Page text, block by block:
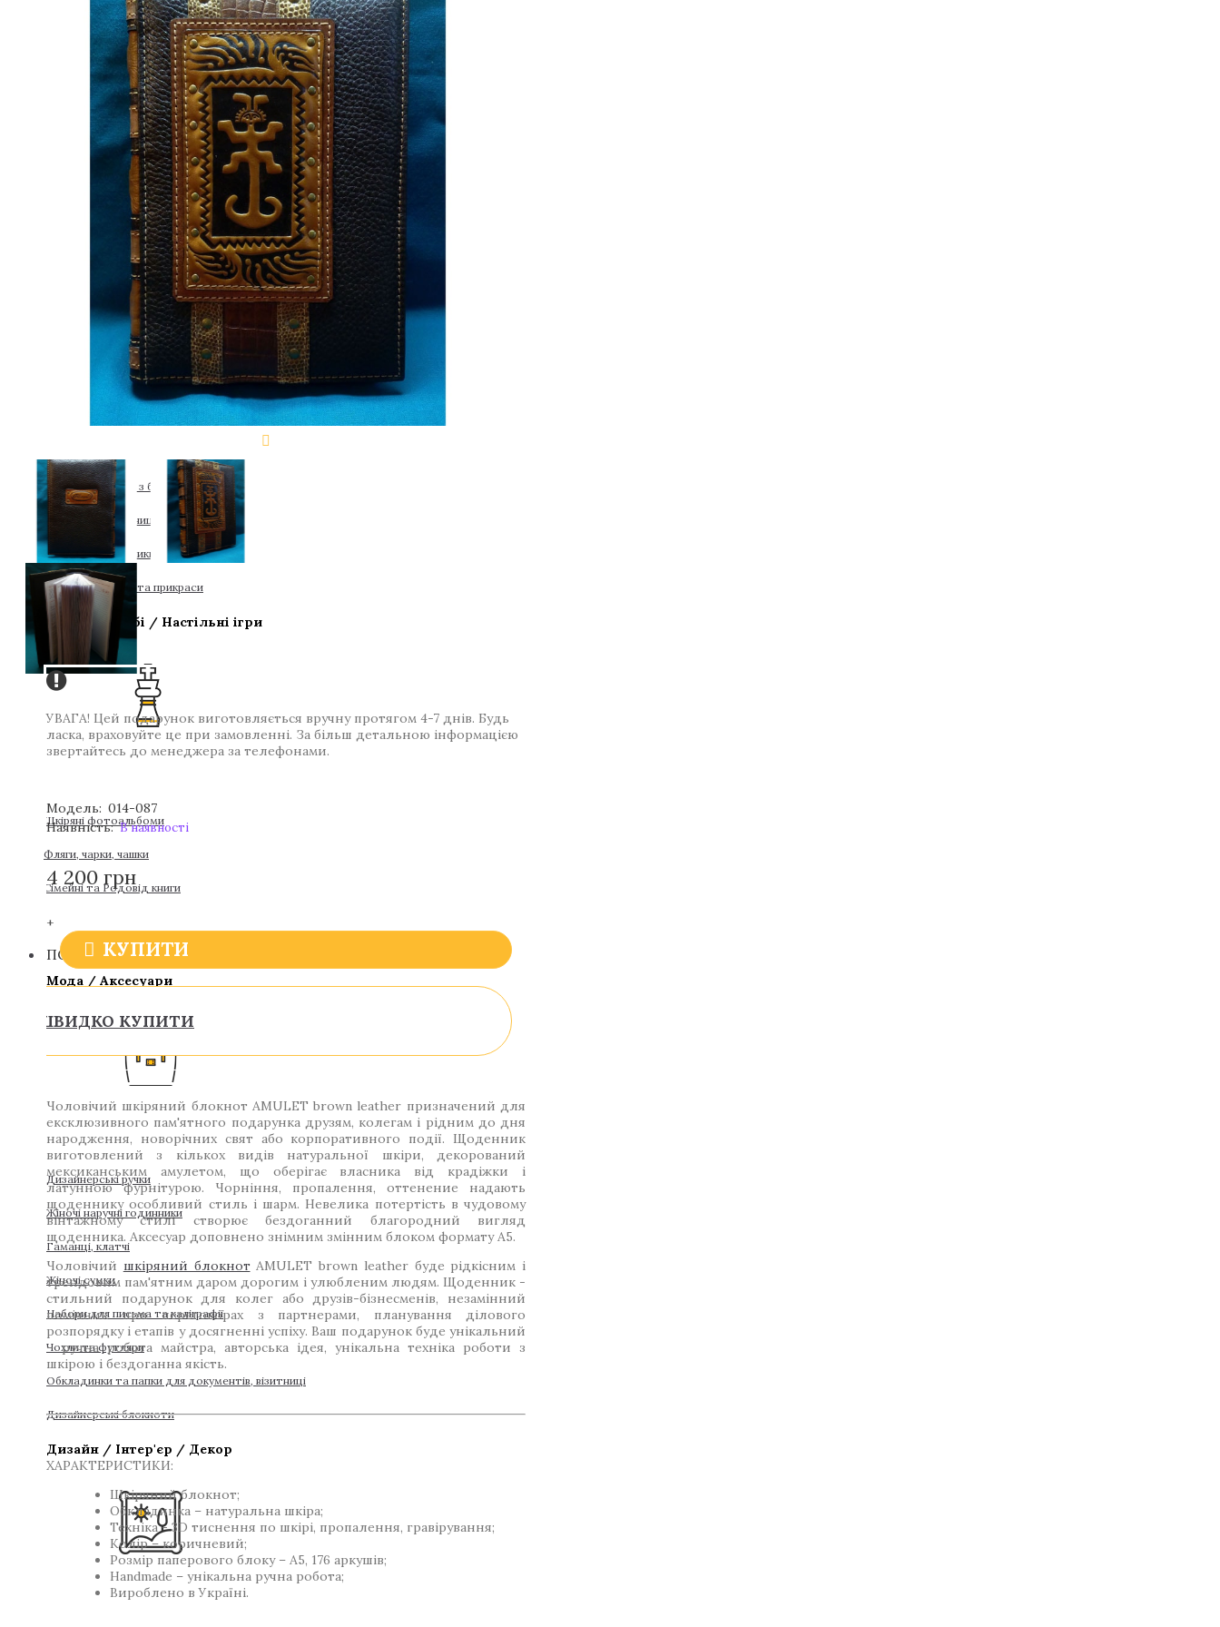
Набори для письма та каліграфії
Чохли та футляри
Фляги, чарки, чашки
Обкладинки та папки для документів, візитниці
Гаманці, портмоне і клатчі
Зошити та щоденники
Дизайн / Інтер'єр / Декор
Ікони та картини з бурштину
Скриньки і купюрниці
Настільні годинники
Ялинкові іграшки та прикраси
Розваги / Хобі / Настільні ігри
Шкіряні фотоальбоми
Фляги, чарки, чашки
Сімейні та Родовід книги
+
ПОДАРУНКИ ДЛЯ ЖІНОК
Мода / Аксесуари
Дизайнерські ручки
Жіночі наручні годинники
Гаманці, клатчі
Жіночі сумки
Набори для письма та каліграфії
Чохли та футляри
Обкладинки та папки для документів, візитниці
Дизайнерські блокноти
Дизайн / Інтер'єр / Декор
УВАГА! Цей подарунок виготовляється вручну протягом 4-7 днів. Будь
ласка, враховуйте це при замовленні. За більш детальною інформацією
звертайтесь до менеджера за телефонами.
Модель: 014-087
Наявність: В наявності
4 200 грн
КУПИТИ
ШВИДКО КУПИТИ
Чоловічий шкіряний блокнот AMULET brown leather призначений для
ексклюзивного пам'ятного подарунка друзям, колегам і рідним до дня
народження, новорічних свят або корпоративного події. Щоденник
виготовлений з кількох видів натуральної шкіри, декорований
мексиканським амулетом, що оберігає власника від крадіжки і
латунною фурнітурою. Чорніння, пропалення, оттенение надають
щоденнику особливий стиль і шарм. Невелика потертість в чудовому
вінтажному стилі створює бездоганний благородний вигляд
щоденника. Аксесуар доповнено знімним змінним блоком формату А5.
Чоловічий шкіряний блокнот AMULET brown leather буде рідкісним і
трендовим пам'ятним даром дорогим і улюбленим людям. Щоденник -
стильний подарунок для колег або друзів-бізнесменів, незамінний
помічник при переговорах з партнерами, планування ділового
розпорядку і етапів у досягненні успіху. Ваш подарунок буде унікальний
– ручна робота майстра, авторська ідея, унікальна техніка роботи з
шкірою і бездоганна якість.
ХАРАКТЕРИСТИКИ:
Шкіряний блокнот;
Обкладинка – натуральна шкіра;
Техніка - 3D тиснення по шкірі, пропалення, гравірування;
Колір – коричневий;
Розмір паперового блоку – А5, 176 аркушів;
Handmade – унікальна ручна робота;
Вироблено в Україні.